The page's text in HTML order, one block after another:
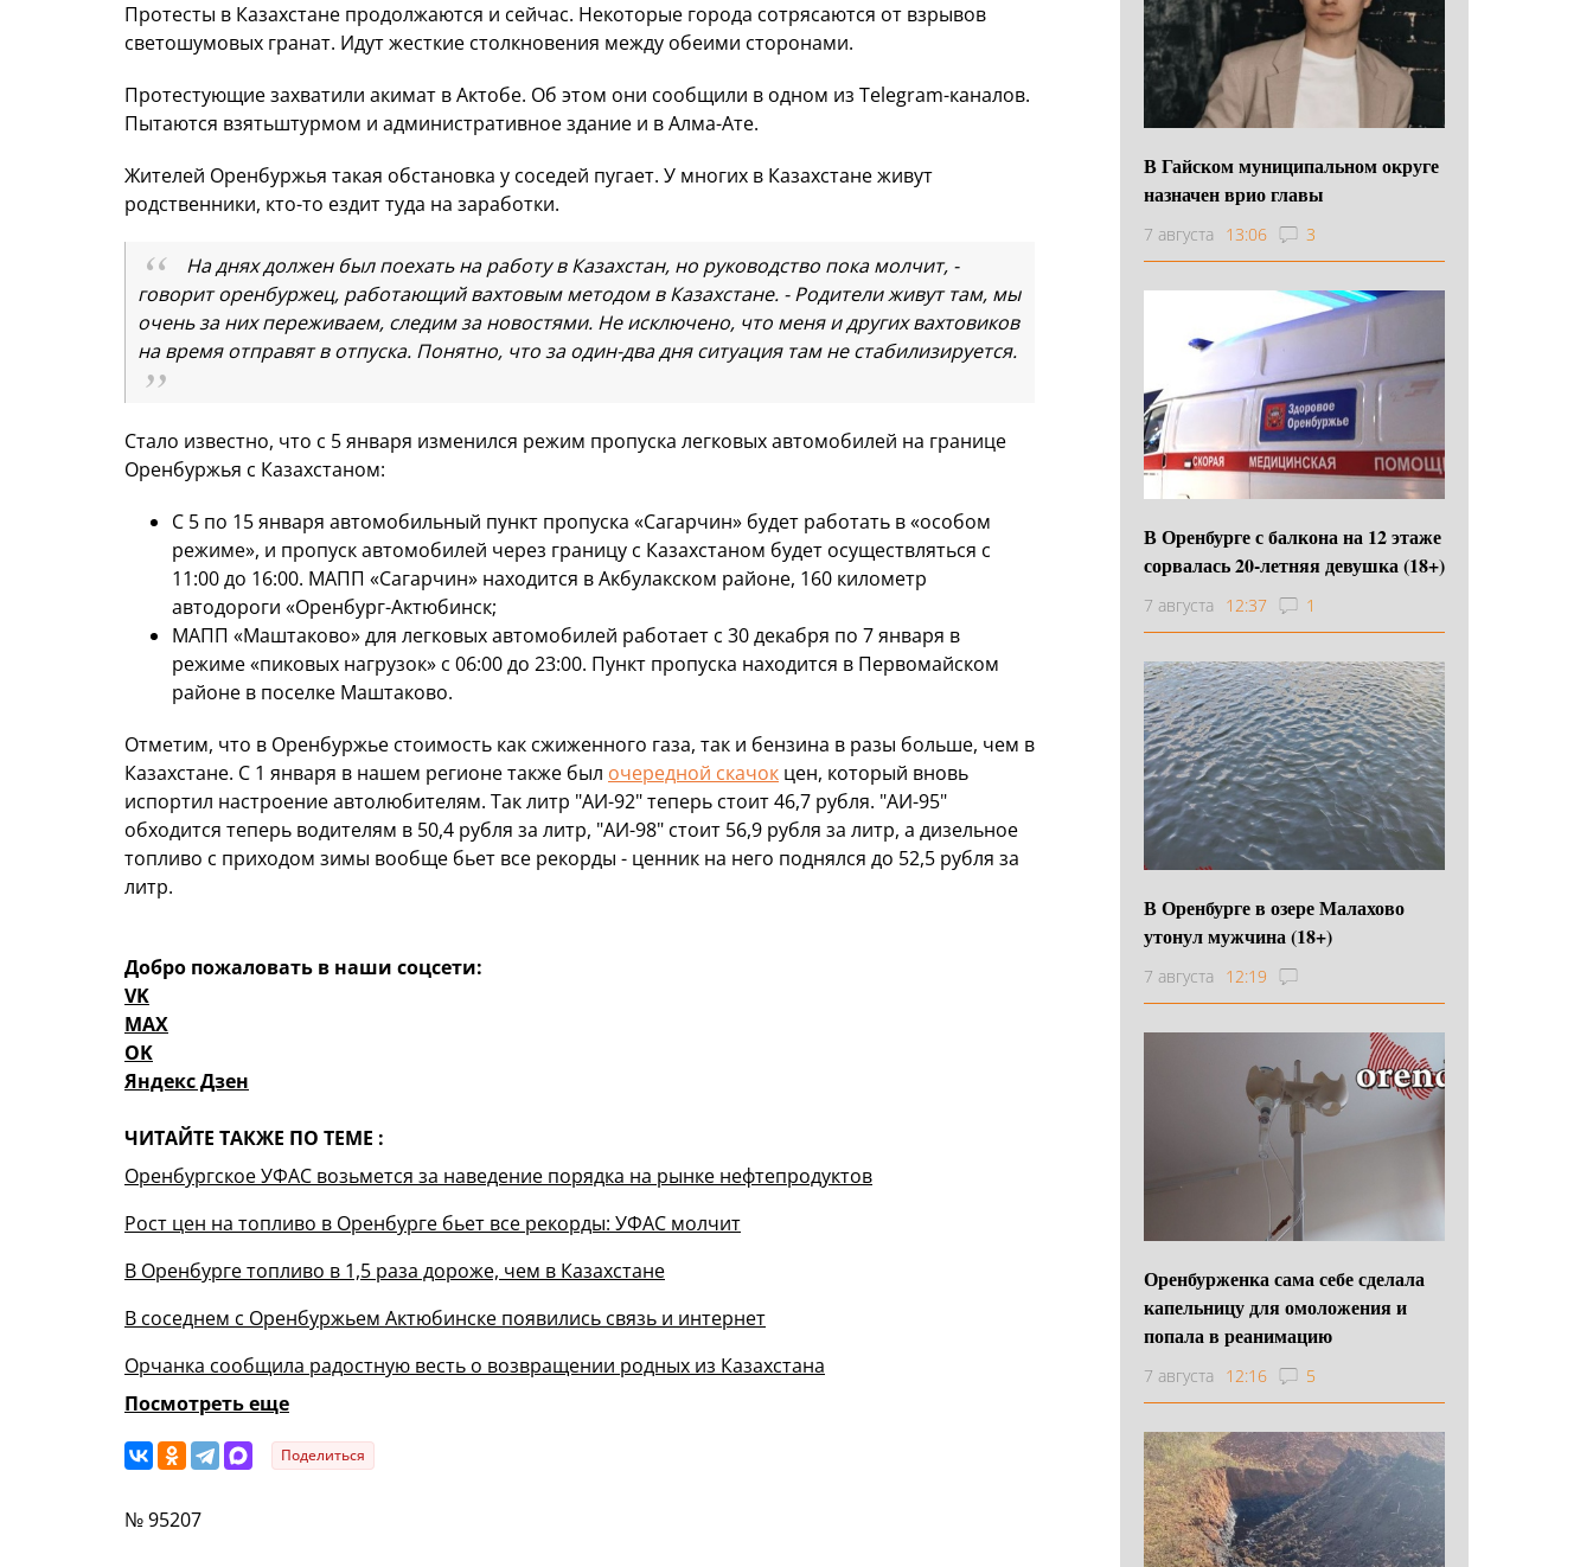
Протесты в Казахстане продолжаются и сейчас. Некоторые города сотрясаются от взрывов
светошумовых гранат. Идут жесткие столкновения между обеими сторонами.
Протестующие захватили акимат в Актобе. Об этом они сообщили в одном из Telegram-каналов.
Пытаются взятьштурмом и административное здание и в Алма-Ате.
Жителей Оренбуржья такая обстановка у соседей пугает. У многих в Казахстане живут
родственники, кто-то ездит туда на заработки.
На днях должен был поехать на работу в Казахстан, но руководство пока молчит, -
говорит оренбуржец, работающий вахтовым методом в Казахстане. - Родители живут там, мы
очень за них переживаем, следим за новостями. Не исключено, что меня и других вахтовиков
на время отправят в отпуска. Понятно, что за один-два дня ситуация там не стабилизируется.
Стало известно, что с 5 января изменился режим пропуска легковых автомобилей на границе
Оренбуржья с Казахстаном:
С 5 по 15 января автомобильный пункт пропуска «Сагарчин» будет работать в «особом
режиме», и пропуск автомобилей через границу с Казахстаном будет осуществляться с
11:00 до 16:00. МАПП «Сагарчин» находится в Акбулакском районе, 160 километр
автодороги «Оренбург-Актюбинск;
МАПП «Маштаково» для легковых автомобилей работает с 30 декабря по 7 января в
режиме «пиковых нагрузок» с 06:00 до 23:00. Пункт пропуска находится в Первомайском
районе в поселке Маштаково.
Отметим, что в Оренбуржье стоимость как сжиженного газа, так и бензина в разы больше, чем в
Казахстане. С 1 января в нашем регионе также был очередной скачок цен, который вновь
испортил настроение автолюбителям. Так литр "АИ-92" теперь стоит 46,7 рубля. "АИ-95"
обходится теперь водителям в 50,4 рубля за литр, "АИ-98" стоит 56,9 рубля за литр, а дизельное
топливо с приходом зимы вообще бьет все рекорды - ценник на него поднялся до 52,5 рубля за
литр.
Добро пожаловать в наши соцсети:
VK
MAX
OK
Яндекс Дзен
ЧИТАЙТЕ ТАКЖЕ ПО ТЕМЕ :
Оренбургское УФАС возьмется за наведение порядка на рынке нефтепродуктов
Рост цен на топливо в Оренбурге бьет все рекорды: УФАС молчит
В Оренбурге топливо в 1,5 раза дороже, чем в Казахстане
В соседнем с Оренбуржьем Актюбинске появились связь и интернет
Орчанка сообщила радостную весть о возвращении родных из Казахстана
Посмотреть еще
Поделиться
№ 95207
В Гайском муниципальном округе
назначен врио главы
7 августа 13:06 3
В Оренбурге с балкона на 12 этаже
сорвалась 20-летняя девушка (18+)
7 августа 12:37 1
В Оренбурге в озере Малахово
утонул мужчина (18+)
7 августа 12:19
Оренбурженка сама себе сделала
капельницу для омоложения и
попала в реанимацию
7 августа 12:16 5